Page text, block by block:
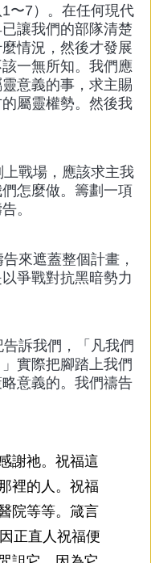
〜7）。在任何現代
讓我們的部隊清楚
情況，然後才發展
一無所知。我們應
意義的事，求主賜
屬靈權勢。然後我
戰場，應該求主我
怎麼做。籌劃一項
。
來遮蓋整個計畫，
爭戰對抗黑暗勢力
訴我們，「凡我們
實際把腳踏上我們
意義的。我們禱告
謝祂。祝福這
裡的人。祝福
院等等。箴言
正直人祝福便